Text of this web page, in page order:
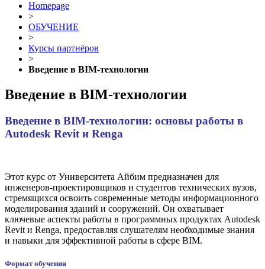
Homepage
>
ОБУЧЕНИЕ
>
Курсы партнёров
>
Введение в BIM-технологии
Введение в BIM-технологии
Введение в BIM-технологии: основы работы в
Autodesk Revit и Renga
Этот курс от Университета Айбим предназначен для
инженеров-проектировщиков и студентов технических вузов,
стремящихся освоить современные методы информационного
моделирования зданий и сооружений. Он охватывает
ключевые аспекты работы в программных продуктах Autodesk
Revit и Renga, предоставляя слушателям необходимые знания
и навыки для эффективной работы в сфере BIM.
Формат обучения